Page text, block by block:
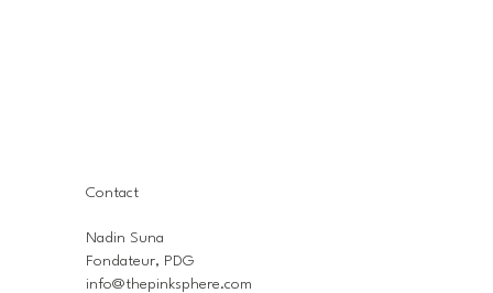
Contact
Nadin Suna
Fondateur, PDG
info@thepinksphere.com